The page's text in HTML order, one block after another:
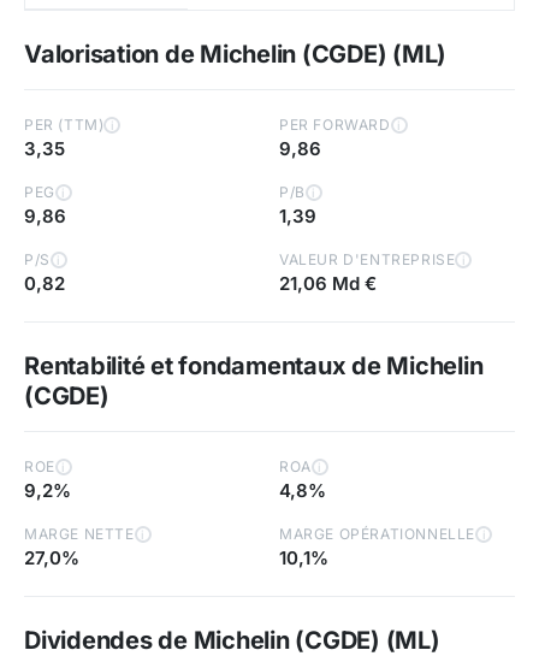
Valorisation de Michelin (CGDE) (ML)
PER (TTM) i
3,35
PER FORWARD i
9,86
PEG i
9,86
P/B i
1,39
P/S i
0,82
VALEUR D'ENTREPRISE i
21,06 Md €
Rentabilité et fondamentaux de Michelin
(CGDE)
ROE i
9,2%
ROA i
4,8%
MARGE NETTE i
27,0%
MARGE OPÉRATIONNELLE i
10,1%
Dividendes de Michelin (CGDE) (ML)